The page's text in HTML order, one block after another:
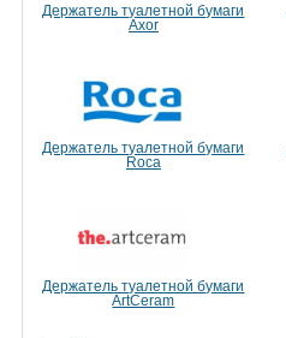
Держатель туалетной бумаги
Axor
Держатель туалетной бумаги
Roca
Держатель туалетной бумаги
ArtCeram